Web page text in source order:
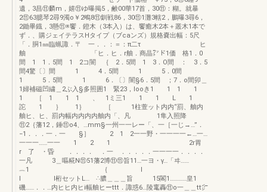
遺，3昌⑪麟m，嬉⑪ゆ曝掲5，鹸00華17首，30⑪：糊。就暴
2⑪63臆琴2尋9濁o￥2鴫8⑪釧戦86，30⑪1灘3轄2，鵬曝3尋6，
2鋤畢鐡，3懸⑪※饗．鐙木（3本入）は、饗癒木2本＋叢木1本で
ず．、購ジェイテラスHタイプ（ブcaンズ）規格嚢出幅：5尺
「．胴1㎜臨蝋諏．〒 一．．：＝：π二τ ヒ
舳 「ヒ．ヒ．r舳．商晶㍗ド1価 格1．0
間 1 1．5間 1 2コ闇 ｛ 2．5間 1 3．O間 ： 3．5
間4驚〔〕間 1 4．5間 1 5．0間
1 5．5間 1 6．〔〕闇§6．5間 ；7．o間卯＿
1婦補磁凹繍＿2ぶ入§多照囲1 緊23，looき1 1 1 1
1 ［ 1 1 1 、 1ミ三1 1 1 L 1
詑 1 ｝ 1｝ ［ 1柱萱ット内内“罰、舳内
舳ヒ、ヒ、罰内幅内内内内舳内「、凡 1隼入照降
⑪2｛藩12，錘⑪o4、…mm§一州一一レー「、一［一じ→…”．
−1．．．一．一 §］ 2 1 2一一野・一一一一←…一…
一一一……一一 1 2 1 2r胃
r 了 ・昏 ．．．． ．一 ．．．．．一一一一．．．．
一凡 3＿嘔糀N⑪51藩2博⑪⑪旨11…一ヨ・γ…「ヰ……
︷1 ｛ l
l l桁セットL… ∴膿＿＿＿旨 15閣1…………皇1
磯……．．…内ヒヒ内ヒi幅舳ヒーttt．諏惑6…陵竃轟⑪o一＿＿tt㌻